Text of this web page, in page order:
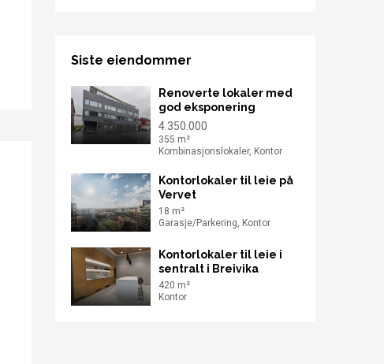
Siste eiendommer
Renoverte lokaler med
god eksponering
4.350.000
355 m²
Kombinasjonslokaler, Kontor
Kontorlokaler til leie på
Vervet
18 m²
Garasje/Parkering, Kontor
Kontorlokaler til leie i
sentralt i Breivika
420 m²
Kontor